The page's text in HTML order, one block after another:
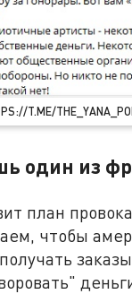
T.ME/
один из
план
чтобы